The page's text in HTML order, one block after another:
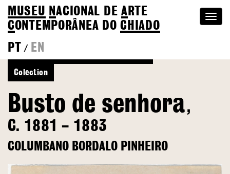
MUSEU NACIONAL DEA RTE
CONTEMPORÂNEA DOCHIADO
PT
/ EN
Colection
Busto de senhora,
C. 1881 – 1883
COLUMBANO BORDALO PINHEIRO